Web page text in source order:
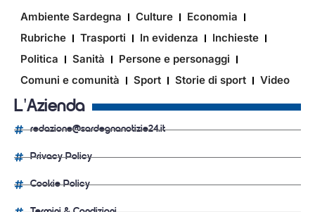
Ambiente Sardegna Culture
Economia
Rubriche
Trasporti In evidenza
Inchieste
Politica
Sanità
Persone e personaggi
Comuni e comunità
Sport Storie di sport Video
L'Azienda
redazione@sardegnanotizie24.it
Privacy Policy
Cookie Policy